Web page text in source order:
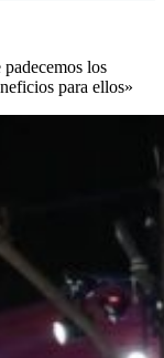
los
para ellos»